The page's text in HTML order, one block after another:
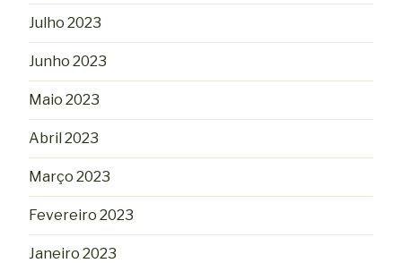
Julho 2023
Junho 2023
Maio 2023
Abril 2023
Março 2023
Fevereiro 2023
Janeiro 2023